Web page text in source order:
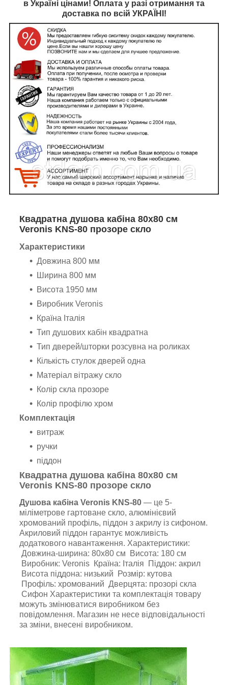
в Україні цінами! Оплата у разі отримання та
доставка по всій УКРАЇНІ!
Квадратна душова кабіна 80х80 см
Veronis KNS-80 прозоре скло
Характеристики
Довжина 800 мм
Ширина 800 мм
Висота 1950 мм
Виробник Veronis
Країна Італія
Тип душових кабін квадратна
Тип дверей/шторки розсувна на роликах
Кількість стулок дверей одна
Матеріал вітражу скло
Колір скла прозоре
Колір профілю хром
Комплектація
витраж
ручки
піддон
Квадратна душова кабіна 80х80 см
Veronis KNS-80 прозоре скло
Душова кабіна Veronis KNS-80 — це 5-
міліметрове гартоване скло, алюмінієвий
хромований профіль, піддон з акрилу із сифоном.
Акриловий піддон гарантує можливість
додаткового навантаження. Характеристики:
Довжина-ширина: 80х80 см Висота: 180 см
Виробник: Veronis Країна: Італія Піддон: акрил
Висота піддона: низький Розмір: кутова
Профіль: хромований Дверцята: прозорі скла
Сифон Характеристики та комплектація товару
можуть змінюватися виробником без
повідомлення. Магазин не несе відповідальності
за зміни, внесені виробником.